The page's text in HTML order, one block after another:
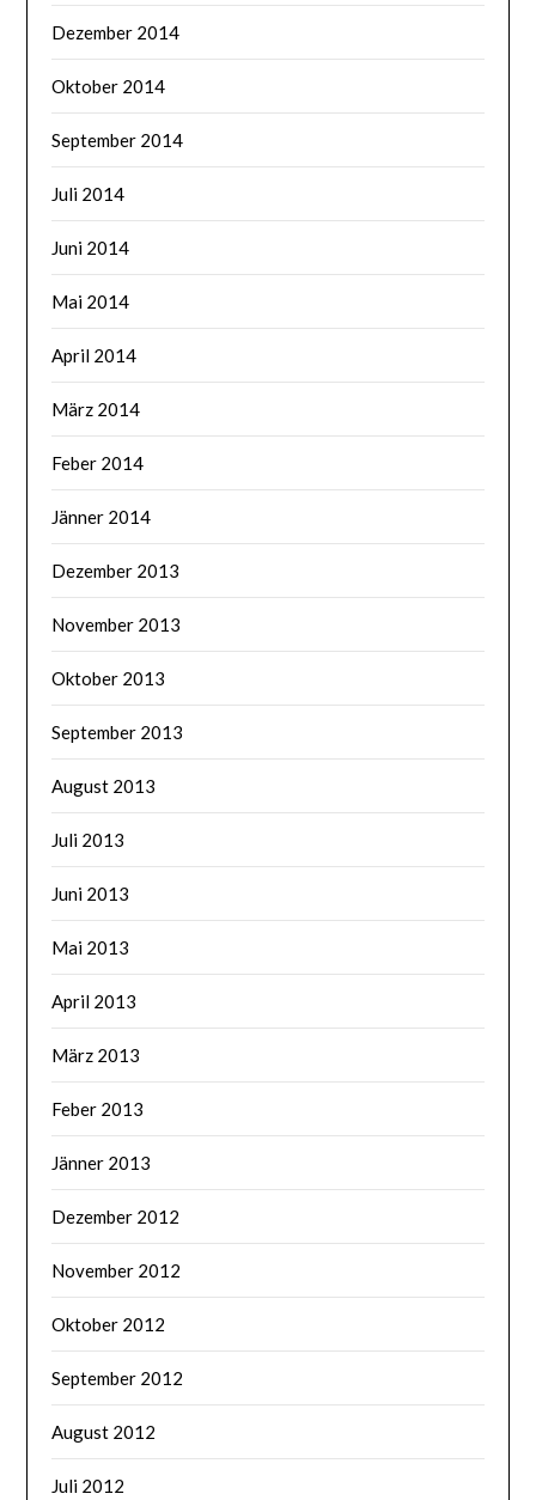
Dezember 2014
Oktober 2014
September 2014
Juli 2014
Juni 2014
Mai 2014
April 2014
März 2014
Feber 2014
Jänner 2014
Dezember 2013
November 2013
Oktober 2013
September 2013
August 2013
Juli 2013
Juni 2013
Mai 2013
April 2013
März 2013
Feber 2013
Jänner 2013
Dezember 2012
November 2012
Oktober 2012
September 2012
August 2012
Juli 2012